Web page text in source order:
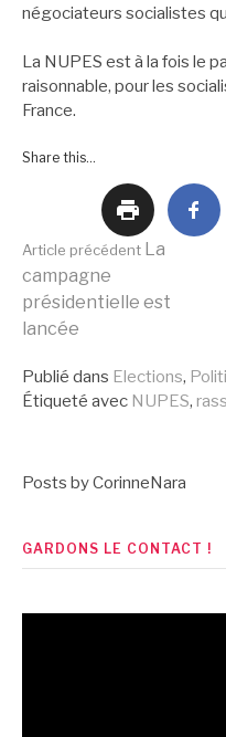
négociateurs socialistes
La NUPES est à la fois le
raisonnable, pour les
France.
Share this...
Lire
la
suite
Article précédent La
campagne
présidentielle est
lancée
Publié dans Elections,
Étiqueté avec NUPES,
Posts by CorinneNara
GARDONS LE CONTACT !